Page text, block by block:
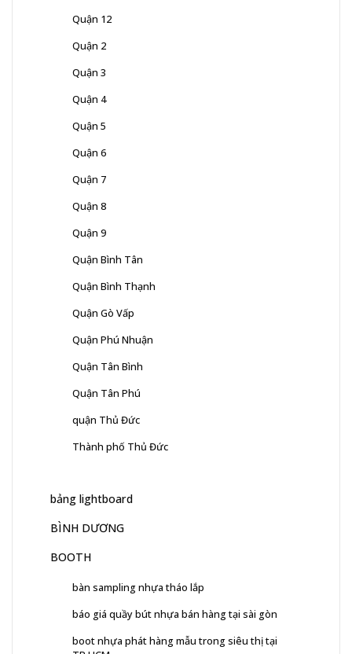
Quận 12
Quận 2
Quận 3
Quận 4
Quận 5
Quận 6
Quận 7
Quận 8
Quận 9
Quận Bình Tân
Quận Bình Thạnh
Quận Gò Vấp
Quận Phú Nhuận
Quận Tân Bình
Quận Tân Phú
quận Thủ Đức
Thành phố Thủ Đức
bảng lightboard
BÌNH DƯƠNG
BOOTH
bàn sampling nhựa tháo lắp
báo giá quầy bút nhựa bán hàng tại sài gòn
boot nhựa phát hàng mẫu trong siêu thị tại